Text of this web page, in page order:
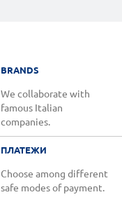
BRANDS
We collaborate with
famous Italian
companies.
ПЛАТЕЖИ
Choose among different
safe modes of payment.